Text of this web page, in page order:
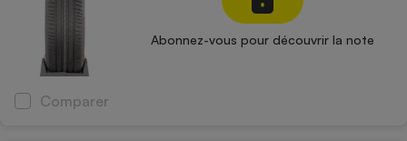
Abonnez-vous pour découvrir la note
Comparer